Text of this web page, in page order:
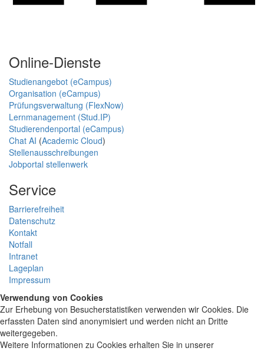
Online-Dienste
Studienangebot (eCampus)
Organisation (eCampus)
Prüfungsverwaltung (FlexNow)
Lernmanagement (Stud.IP)
Studierendenportal (eCampus)
Chat AI (Academic Cloud)
Stellenausschreibungen
Jobportal stellenwerk
Service
Barrierefreiheit
Datenschutz
Kontakt
Notfall
Intranet
Lageplan
Impressum
Verwendung von Cookies
Zur Erhebung von Besucherstatistiken verwenden wir Cookies. Die
erfassten Daten sind anonymisiert und werden nicht an Dritte
weitergegeben.
Weitere Informationen zu Cookies erhalten Sie in unserer